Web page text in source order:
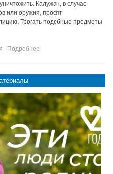
Калужан, в случае
или оружия, просят
Трогать подобные предметы
Подробнее